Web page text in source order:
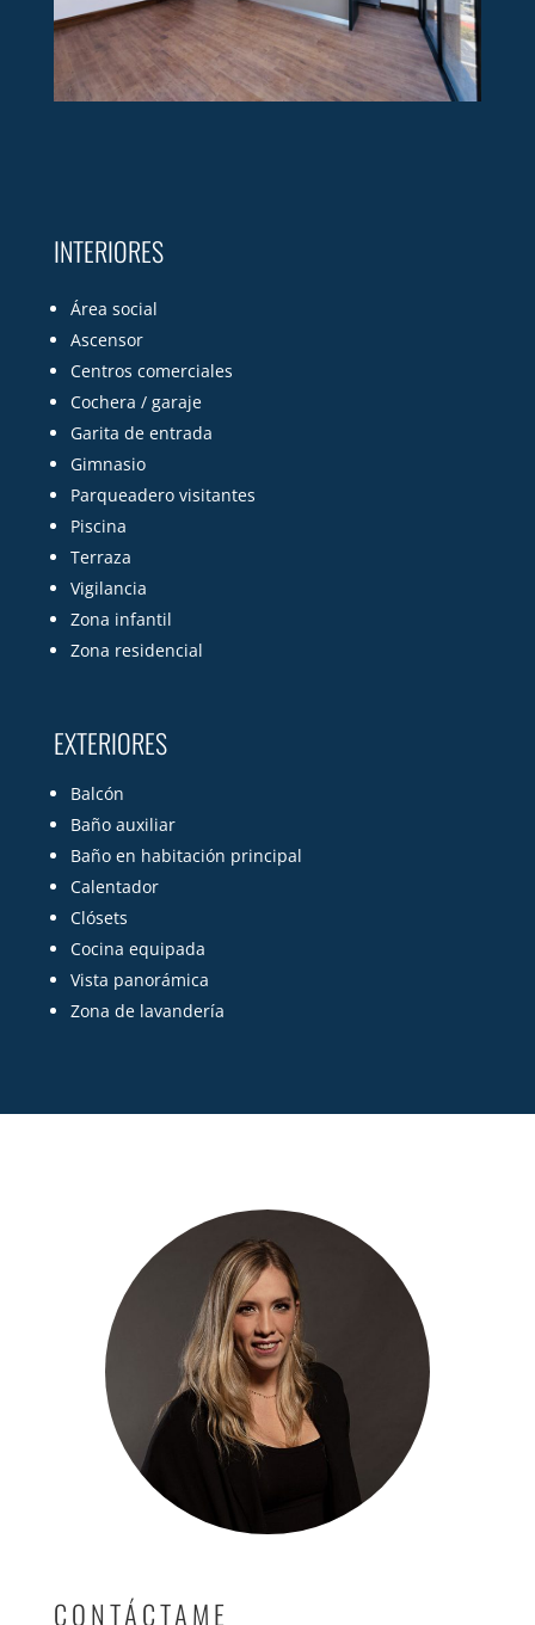
INTERIORES
Área social
Ascensor
Centros comerciales
Cochera / garaje
Garita de entrada
Gimnasio
Parqueadero visitantes
Piscina
Terraza
Vigilancia
Zona infantil
Zona residencial
EXTERIORES
Balcón
Baño auxiliar
Baño en habitación principal
Calentador
Clósets
Cocina equipada
Vista panorámica
Zona de lavandería
CONTÁCTAME